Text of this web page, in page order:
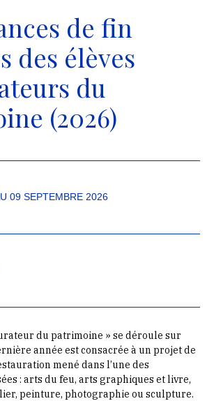
de fin
des élèves
du
(2026)
09 SEPTEMBRE 2026
du patrimoine » se déroule sur
année est consacrée à un projet de
mené dans l’une des
: arts du feu, arts graphiques et livre,
peinture, photographie ou sculpture.